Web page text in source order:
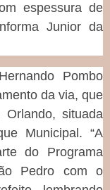
espessura de
Junior da
Pombo
da via, que
situada
Municipal. “A
do Programa
Pedro com o